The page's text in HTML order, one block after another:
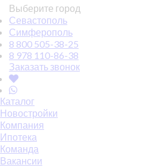
Выберите город
Севастополь
Симферополь
8 800 505-38-25
8 978 110-86-38
Заказать звонок
Каталог
Новостройки
Компания
Ипотека
Команда
Вакансии